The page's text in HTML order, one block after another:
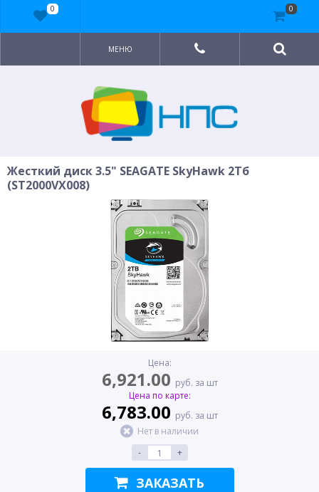
МЕНЮ
Жесткий диск 3.5" SEAGATE SkyHawk 2Тб
(ST2000VX008)
Цена:
6,921.00 руб. за шт
Цена по карте:
6,783.00 руб. за шт
Нет в наличии
-
+
ЗАКАЗАТЬ
0 0